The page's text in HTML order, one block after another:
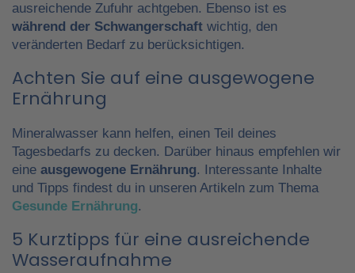
ausreichende Zufuhr achtgeben. Ebenso ist es
während der Schwangerschaft wichtig, den
veränderten Bedarf zu berücksichtigen.
Achten Sie auf eine ausgewogene
Ernährung
Mineralwasser kann helfen, einen Teil deines
Tagesbedarfs zu decken. Darüber hinaus empfehlen wir
eine ausgewogene Ernährung. Interessante Inhalte
und Tipps findest du in unseren Artikeln zum Thema
Gesunde Ernährung.
5 Kurztipps für eine ausreichende
Wasseraufnahme